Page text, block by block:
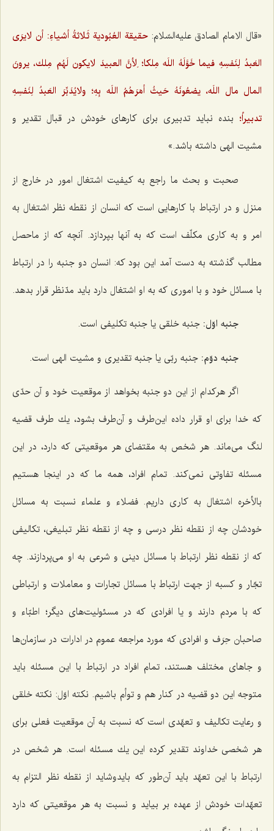
«قال الامام الصادق عليه‌السّلام: حقيقة العُبُودية ثَلاثةُ أشياءِ: أن لايرَى
العَبدُ لِنَفسِهِ فيما خَوَّلَهُ اللَه مِلكا؛ لِأنَّ العبيدَ لايكون لَهُم مِلك، يرونَ
المال مال اللَه، يضعُونَهُ حَيثُ أمَرَهُمُ اللَه بِهِ؛ ولايُدَبِّرَ العَبدُ لِنَفسِهِ
تدبيراً؛ بنده نباید تدبیری برای كارهای خودش در قبال تقدیر و
مشیت الهی داشته باشد.»
صحبت و بحث ما راجع به كیفیت اشتغال امور در خارج از
منزل و در ارتباط با كارهایی است كه انسان از نقطه نظر اشتغال به
امر و به كاری مكلّف است كه به آنها بپردازد. آنچه كه از ماحصل
مطالب گذشته به دست آمد این بود كه: انسان دو جنبه را در ارتباط
با مسائل خود و با اموری كه به او اشتغال دارد باید مدّنظر قرار بدهد.
جنبه اوّل: جنبه خلقی یا جنبه تكلیفی است.
جنبه دوّم: جنبه ربّی یا جنبه تقدیری و مشیت الهی است.
اگر هركدام از این دو جنبه بخواهد از موقعیت خود و آن حدّی
كه خدا برای او قرار داده این‌طرف و آن‌طرف بشود، یك طرف قضیه
لنگ می‌ماند. هر شخص به مقتضای هر موقعیتی كه دارد، در این
مسئله تفاوتی نمی‌كند. تمام افراد، همه ما كه در اینجا هستیم
بالأخره اشتغال به كاری داریم. فضلاء و علماء نسبت به مسائل
خودشان چه از نقطه نظر درسی و چه از نقطه نظر تبلیغی، تكالیفی
كه از نقطه نظر ارتباط با مسائل دینی و شرعی به او می‌پردازند. چه
تجّار و كسبه از جهت ارتباط با مسائل تجارات و معاملات و ارتباطی
كه با مردم دارند و یا افرادی كه در مسئولیت‌های دیگر؛ اطبّاء و
صاحبان حِرَف و افرادی كه مورد مراجعه عموم در ادارات در سازمان‌ها
و جاهای مختلف هستند، تمام افراد در ارتباط با این مسئله باید
متوجه این دو قضیه در كنار هم و توأم باشیم. نكته اوّل: نكته خلقی
و رعایت تكالیف و تعهّدی است كه نسبت به آن موقعیت فعلی برای
هر شخصی خداوند تقدیر كرده این یك مسئله است. هر شخص در
ارتباط با این تعهّد باید آن‌طور كه بایدوشاید از نقطه نظر التزام به
تعهّدات خودش از عهده بر بیاید و نسبت به هر موقعیتی كه دارد